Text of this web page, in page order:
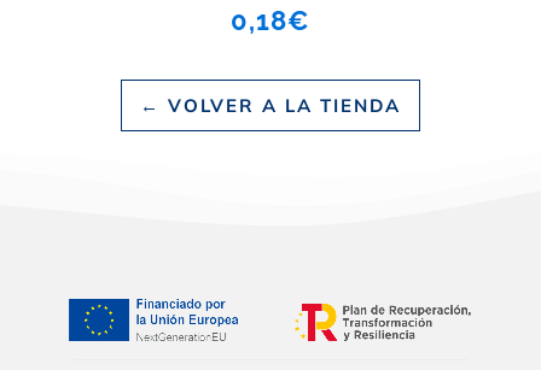
0,18€
← VOLVER A LA TIENDA